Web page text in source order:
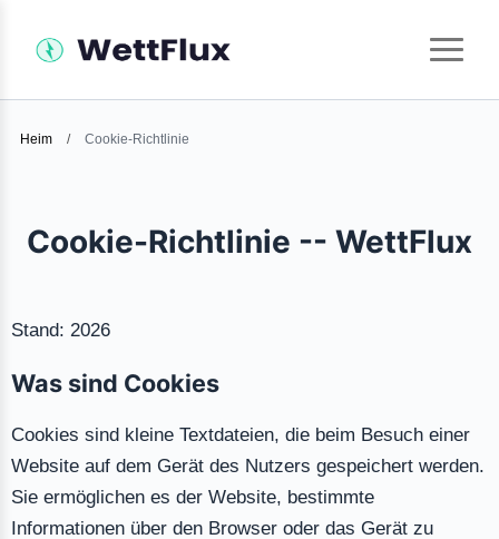
Heim / Cookie-Richtlinie
Cookie-Richtlinie -- WettFlux
Stand: 2026
Was sind Cookies
Cookies sind kleine Textdateien, die beim Besuch einer
Website auf dem Gerät des Nutzers gespeichert werden.
Sie ermöglichen es der Website, bestimmte
Informationen über den Browser oder das Gerät zu